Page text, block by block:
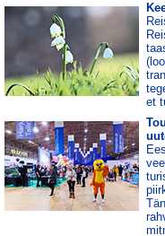
et